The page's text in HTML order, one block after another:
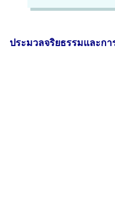
ประมวลจริยธรรมและก